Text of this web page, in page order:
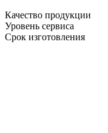
Качество продукции
Уровень сервиса
Срок изготовления